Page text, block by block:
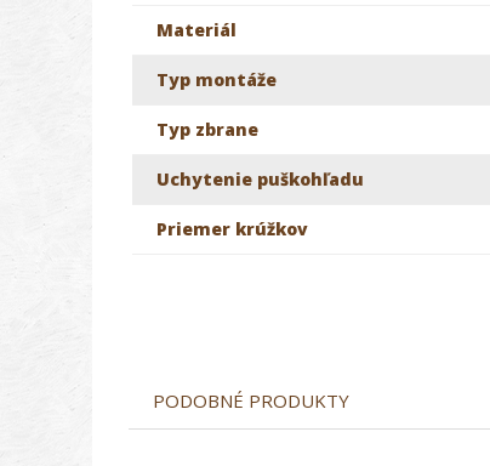
Materiál
Typ montáže
Typ zbrane
Uchytenie puškohľadu
Priemer krúžkov
PODOBNÉ PRODUKTY